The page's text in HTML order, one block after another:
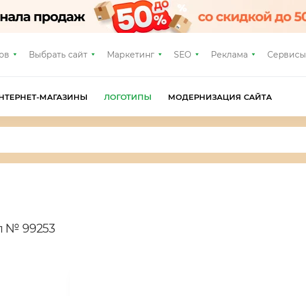
Выбрать сайт Маркетинг SEO Реклама Сервисы
МАГАЗИНЫ ЛОГОТИПЫ МОДЕРНИЗАЦИЯ САЙТА
№ 99253